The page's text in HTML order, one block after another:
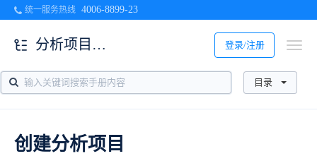
统一服务热线 4006-8899-23
登录/注册
分析项目管理
目录
创建分析项目